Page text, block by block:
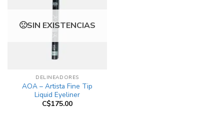
SIN EXISTENCIAS
DELINEADORES
AOA – Artista Fine Tip
Liquid Eyeliner
C$175.00